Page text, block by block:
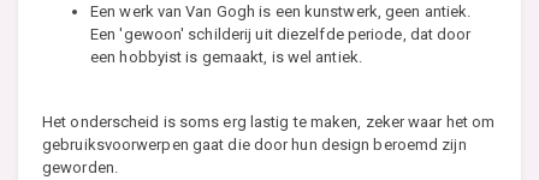
Een werk van Van Gogh is een kunstwerk, geen antiek.
Een 'gewoon' schilderij uit diezelfde periode, dat door
een hobbyist is gemaakt, is wel antiek.
Het onderscheid is soms erg lastig te maken, zeker waar het om
gebruiksvoorwerpen gaat die door hun design beroemd zijn
geworden.